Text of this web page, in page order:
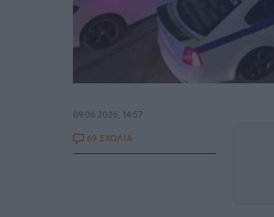
09.06.2026, 14:57
69 ΣΧΟΛΙΑ